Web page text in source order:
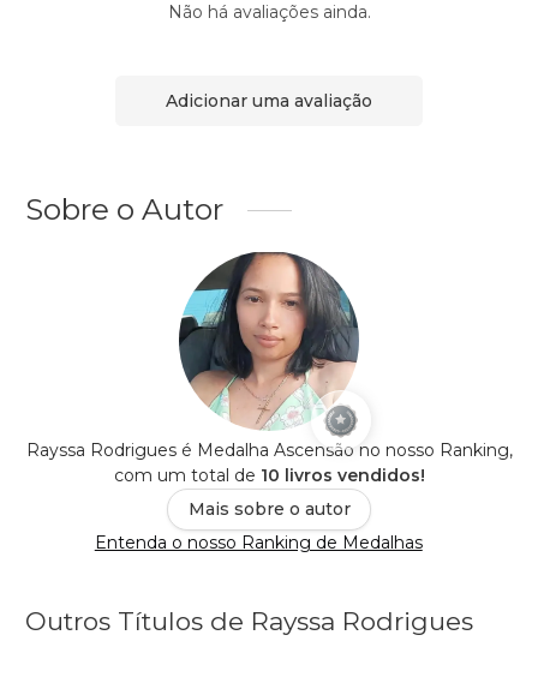
Não há avaliações ainda.
Adicionar uma avaliação
Sobre o Autor
Rayssa Rodrigues é Medalha Ascensão no nosso Ranking,
com um total de 10 livros vendidos!
Mais sobre o autor
Entenda o nosso Ranking de Medalhas
Outros Títulos de Rayssa Rodrigues